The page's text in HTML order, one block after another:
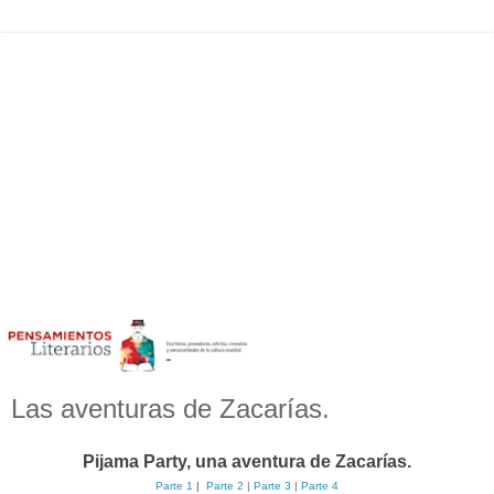
Las aventuras de Zacarías.
Pijama Party, una aventura de Zacarías.
Parte 1 | Parte 2 | Parte 3 | Parte 4